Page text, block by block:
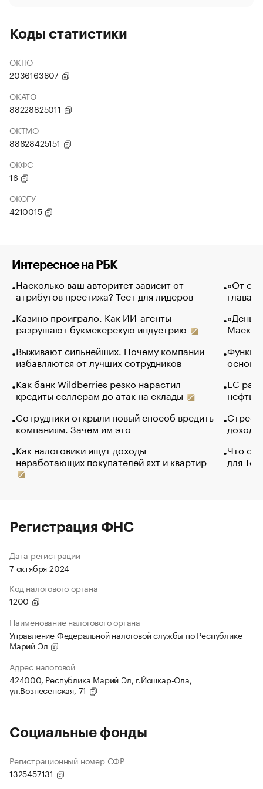
Коды статистики
ОКПО
2036163807
ОКАТО
88228825011
ОКТМО
88628425151
ОКФС
16
ОКОГУ
4210015
Интересное на РБК
Насколько ваш авторитет зависит от
атрибутов престижа? Тест для лидеров
Казино проиграло. Как ИИ-агенты
разрушают букмекерскую индустрию
Выживают сильнейших. Почему компании
избавляются от лучших сотрудников
Как банк Wildberries резко нарастил
кредиты селлерам до атак на склады
Сотрудники открыли новый способ вредить
компаниям. Зачем им это
Как налоговики ищут доходы
неработающих покупателей яхт и квартир
«От
глава
Маск в
основ
ЕС
нефти
Что
для
Регистрация ФНС
Дата регистрации
7 октября 2024
Код налогового органа
1200
Наименование налогового органа
Управление Федеральной налоговой службы по Республике
Марий Эл
Адрес налоговой
424000, Республика Марий Эл, г.Йошкар-Ола,
ул.Вознесенская, 71
Социальные фонды
Регистрационный номер СФР
1325457131